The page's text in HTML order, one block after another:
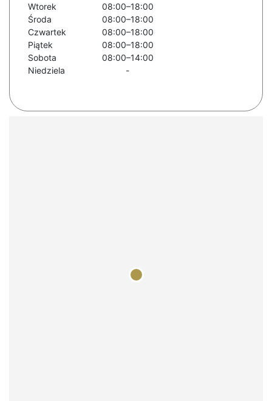
Wtorek
08:00–18:00
Środa
08:00–18:00
Czwartek
08:00–18:00
Piątek
08:00–18:00
Sobota
08:00–14:00
Niedziela
-